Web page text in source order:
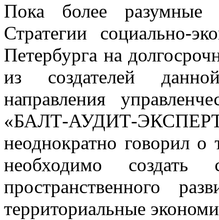
Пока более разумные
Стратегии социально-
Петербурга на
из создателей
направления
«БАЛТ-АУДИТ-
неоднократно говорил о
необходимо создать
пространственного
территориальные